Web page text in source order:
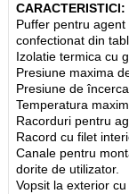
CARACTERISTICI:
Puffer pentru
confectionat din
Izolatie termica cu
Presiune maxima
Presiune de
Temperatura
Racorduri pentru
Racord cu filet
Canale pentru
dorite de utilizator.
Vopsit la exterior